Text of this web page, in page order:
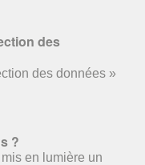
des
des données »
?
en lumière un